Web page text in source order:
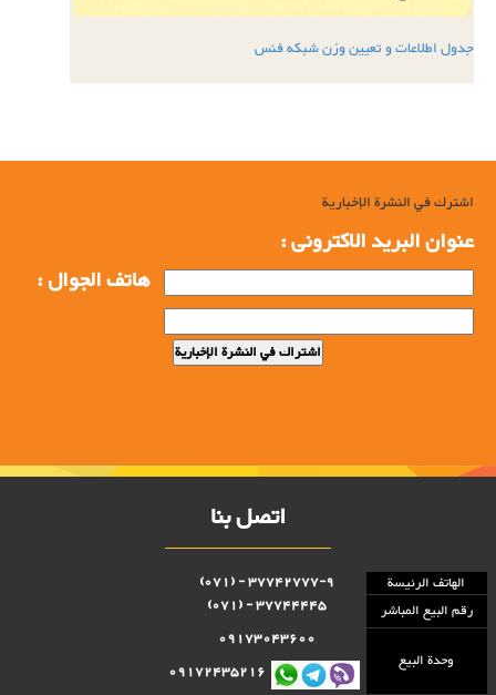
جدول اطلاعات و تعیین وزن شبکه فنس
اشترك في النشرة الإخبارية
عنوان البرید الاکترونی :
هاتف الجوال :
اتصل بنا
الهاتف الرئيسة
37742777-9 - (071)
رقم البيع المباشر
37744445 - (071)
وحدة البيع
09173043600
09172435216